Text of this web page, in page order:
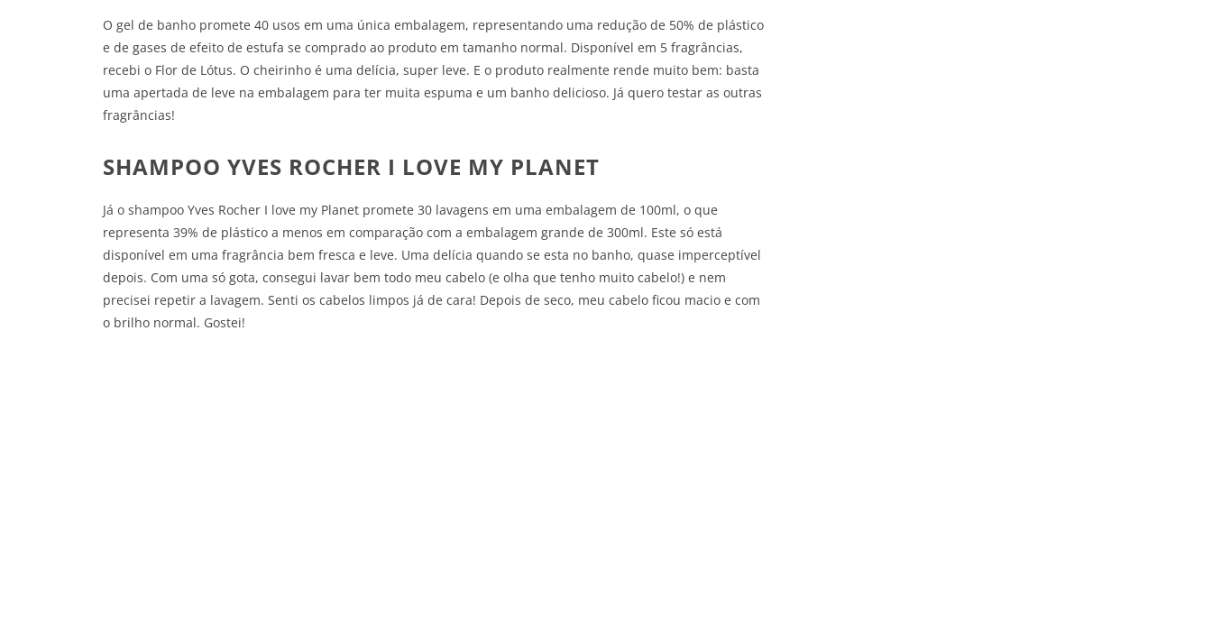
O gel de banho promete 40 usos em uma única embalagem, representando uma redução de 50% de plástico
e de gases de efeito de estufa se comprado ao produto em tamanho normal. Disponível em 5 fragrâncias,
recebi o Flor de Lótus. O cheirinho é uma delícia, super leve. E o produto realmente rende muito bem: basta
uma apertada de leve na embalagem para ter muita espuma e um banho delicioso. Já quero testar as outras
fragrâncias!
SHAMPOO YVES ROCHER I LOVE MY PLANET
Já o shampoo Yves Rocher I love my Planet promete 30 lavagens em uma embalagem de 100ml, o que
representa 39% de plástico a menos em comparação com a embalagem grande de 300ml. Este só está
disponível em uma fragrância bem fresca e leve. Uma delícia quando se esta no banho, quase imperceptível
depois. Com uma só gota, consegui lavar bem todo meu cabelo (e olha que tenho muito cabelo!) e nem
precisei repetir a lavagem. Senti os cabelos limpos já de cara! Depois de seco, meu cabelo ficou macio e com
o brilho normal. Gostei!